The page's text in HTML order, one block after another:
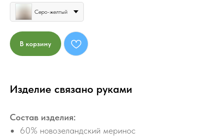
Серо-желтый
В корзину
Изделие связано руками
Состав изделия:
60% новозеландский меринос